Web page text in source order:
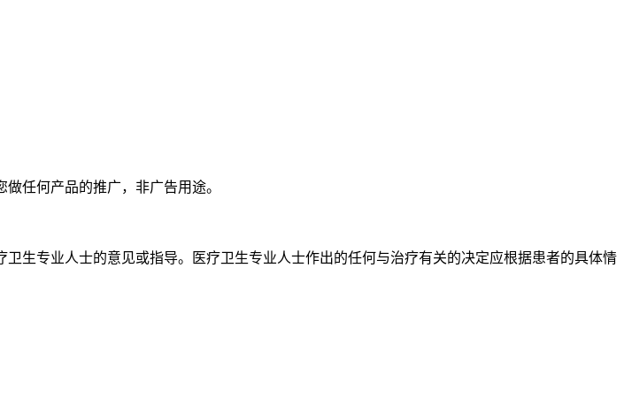
任何产品的推广，非广告用途。
生专业人士的意见或指导。医疗卫生专业人士作出的任何与治疗有关的决定应根据患者的具体情